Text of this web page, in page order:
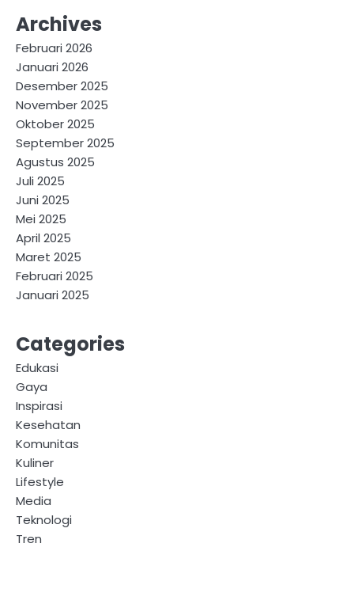
Archives
Februari 2026
Januari 2026
Desember 2025
November 2025
Oktober 2025
September 2025
Agustus 2025
Juli 2025
Juni 2025
Mei 2025
April 2025
Maret 2025
Februari 2025
Januari 2025
Categories
Edukasi
Gaya
Inspirasi
Kesehatan
Komunitas
Kuliner
Lifestyle
Media
Teknologi
Tren